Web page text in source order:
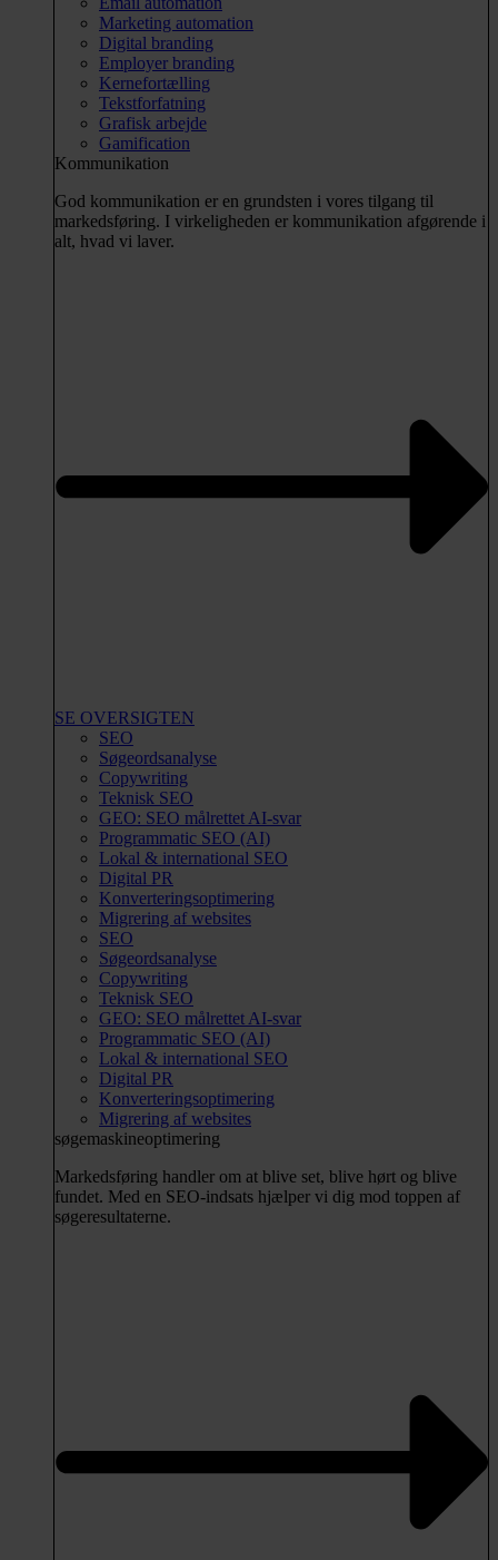
Marketing automation
Digital branding
Employer branding
Kernefortælling
Tekstforfatning
Grafisk arbejde
Gamification
Kommunikation
God kommunikation er en grundsten i vores tilgang til
markedsføring. I virkeligheden er kommunikation afgørende i
alt, hvad vi laver.
SE OVERSIGTEN
SEO
Søgeordsanalyse
Copywriting
Teknisk SEO
GEO: SEO målrettet AI-svar
Programmatic SEO (AI)
Lokal & international SEO
Digital PR
Konverteringsoptimering
Migrering af websites
SEO
Søgeordsanalyse
Copywriting
Teknisk SEO
GEO: SEO målrettet AI-svar
Programmatic SEO (AI)
Lokal & international SEO
Digital PR
Konverteringsoptimering
Migrering af websites
søgemaskineoptimering
Markedsføring handler om at blive set, blive hørt og blive
fundet. Med en SEO-indsats hjælper vi dig mod toppen af
søgeresultaterne.